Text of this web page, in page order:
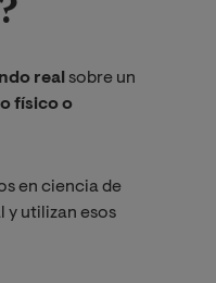
real sobre un
físico o
en ciencia de
y utilizan esos